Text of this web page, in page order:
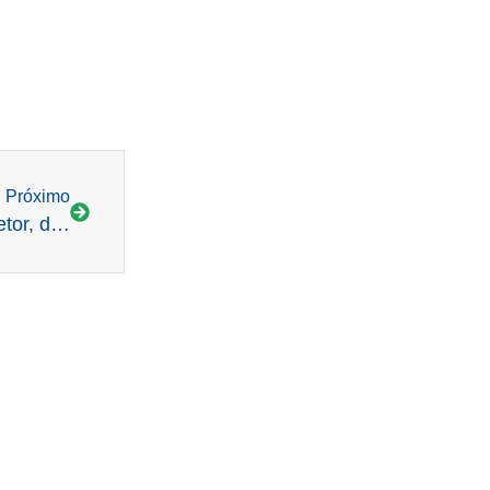
Próximo
PL 414 vai permitir inovações fundamentais no setor, dizem executivos